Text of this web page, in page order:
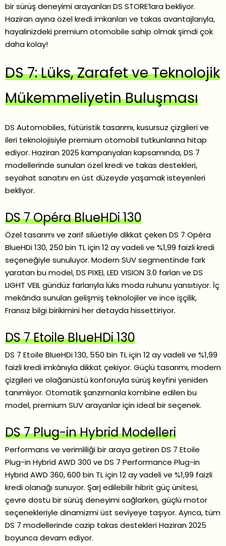
bir sürüş deneyimi arayanları DS STORE’lara bekliyor.
Haziran ayına özel kredi imkanları ve takas avantajlarıyla,
hayalinizdeki premium otomobile sahip olmak şimdi çok
daha kolay!
DS 7: Lüks, Zarafet ve Teknolojik
Mükemmeliyetin Buluşması
DS Automobiles, fütüristik tasarımı, kusursuz çizgileri ve
ileri teknolojisiyle premium otomobil tutkunlarına hitap
ediyor. Haziran 2025 kampanyaları kapsamında, DS 7
modellerinde sunulan özel kredi ve takas destekleri,
seyahat sanatını en üst düzeyde yaşamak isteyenleri
bekliyor.
DS 7 Opéra BlueHDi 130
Özel tasarımı ve zarif silüetiyle dikkat çeken DS 7 Opéra
BlueHDi 130, 250 bin TL için 12 ay vadeli ve %1,99 faizli kredi
seçeneğiyle sunuluyor. Modern SUV segmentinde fark
yaratan bu model, DS PIXEL LED VISION 3.0 farları ve DS
LIGHT VEIL gündüz farlarıyla lüks moda ruhunu yansıtıyor. İç
mekânda sunulan gelişmiş teknolojiler ve ince işçilik,
Fransız bilgi birikimini her detayda hissettiriyor.
DS 7 Etoile BlueHDi 130
DS 7 Etoile BlueHDi 130, 550 bin TL için 12 ay vadeli ve %1,99
faizli kredi imkânıyla dikkat çekiyor. Güçlü tasarımı, modern
çizgileri ve olağanüstü konforuyla sürüş keyfini yeniden
tanımlıyor. Otomatik şanzımanla kombine edilen bu
model, premium SUV arayanlar için ideal bir seçenek.
DS 7 Plug-in Hybrid Modelleri
Performans ve verimliliği bir araya getiren DS 7 Etoile
Plug-in Hybrid AWD 300 ve DS 7 Performance Plug-in
Hybrid AWD 360, 600 bin TL için 12 ay vadeli ve %1,99 faizli
kredi olanağı sunuyor. Şarj edilebilir hibrit güç ünitesi,
çevre dostu bir sürüş deneyimi sağlarken, güçlü motor
seçenekleriyle dinamizmi üst seviyeye taşıyor. Ayrıca, tüm
DS 7 modellerinde cazip takas destekleri Haziran 2025
boyunca devam ediyor.